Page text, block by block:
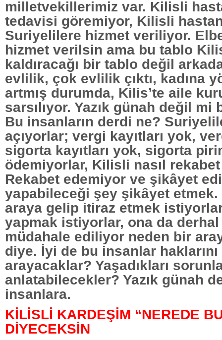
milletvekillerimiz var. Kilisli
tedavisi göremiyor, Kilisli
Suriyelilere hizmet veriliyor.
hizmet verilsin ama bu tablo
kaldıracağı bir tablo değil
evlilik, çok evlilik çıktı, kadına
artmış durumda, Kilis’te aile
sarsılıyor. Yazık günah değil mi
Bu insanların derdi ne?
açıyorlar; vergi kayıtları yok,
sigorta kayıtları yok, sigorta
ödemiyorlar, Kilisli nasıl
Rekabet edemiyor ve şikâyet
yapabileceği şey şikâyet
araya gelip itiraz etmek
yapmak istiyorlar, ona da derhal
müdahale ediliyor neden bir
diye. İyi de bu insanlar
arayacaklar? Yaşadıkları
anlatabilecekler? Yazık günah
insanlara.
KİLİSLİ KARDEŞİM “NEREDE
DİYECEKSİN